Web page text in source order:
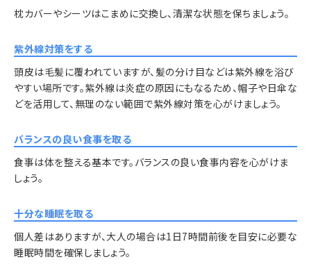
枕カバーやシーツはこまめに交換し、清潔な状態を保ちましょう。
紫外線対策をする
頭皮は毛髪に覆われていますが、髪の分け目などは紫外線を浴び
やすい場所です。紫外線は炎症の原因にもなるため、帽子や日傘な
どを活用して、無理のない範囲で紫外線対策を心がけましょう。
バランスの良い食事を取る
食事は体を整える基本です。バランスの良い食事内容を心がけま
しょう。
十分な睡眠を取る
個人差はありますが、大人の場合は1日7時間前後を目安に必要な
睡眠時間を確保しましょう。